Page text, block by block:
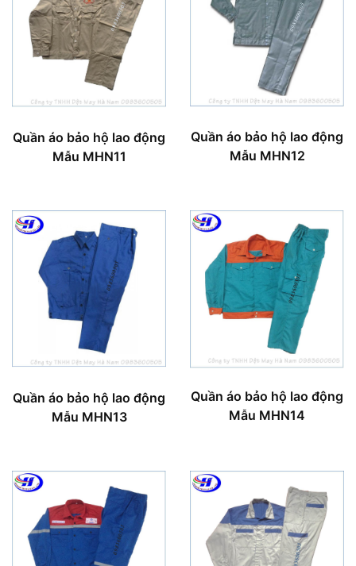
Quần áo bảo hộ lao động
Mẫu MHN11
Quần áo bảo hộ lao động
Mẫu MHN12
Quần áo bảo hộ lao động
Mẫu MHN13
Quần áo bảo hộ lao động
Mẫu MHN14